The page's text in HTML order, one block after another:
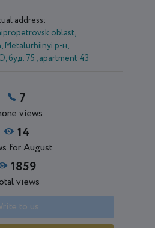
address:
oblast,
Metalurhiinyi р-н,
буд. 75 , apartment 43
7
views
14
for August
1859
views
to us